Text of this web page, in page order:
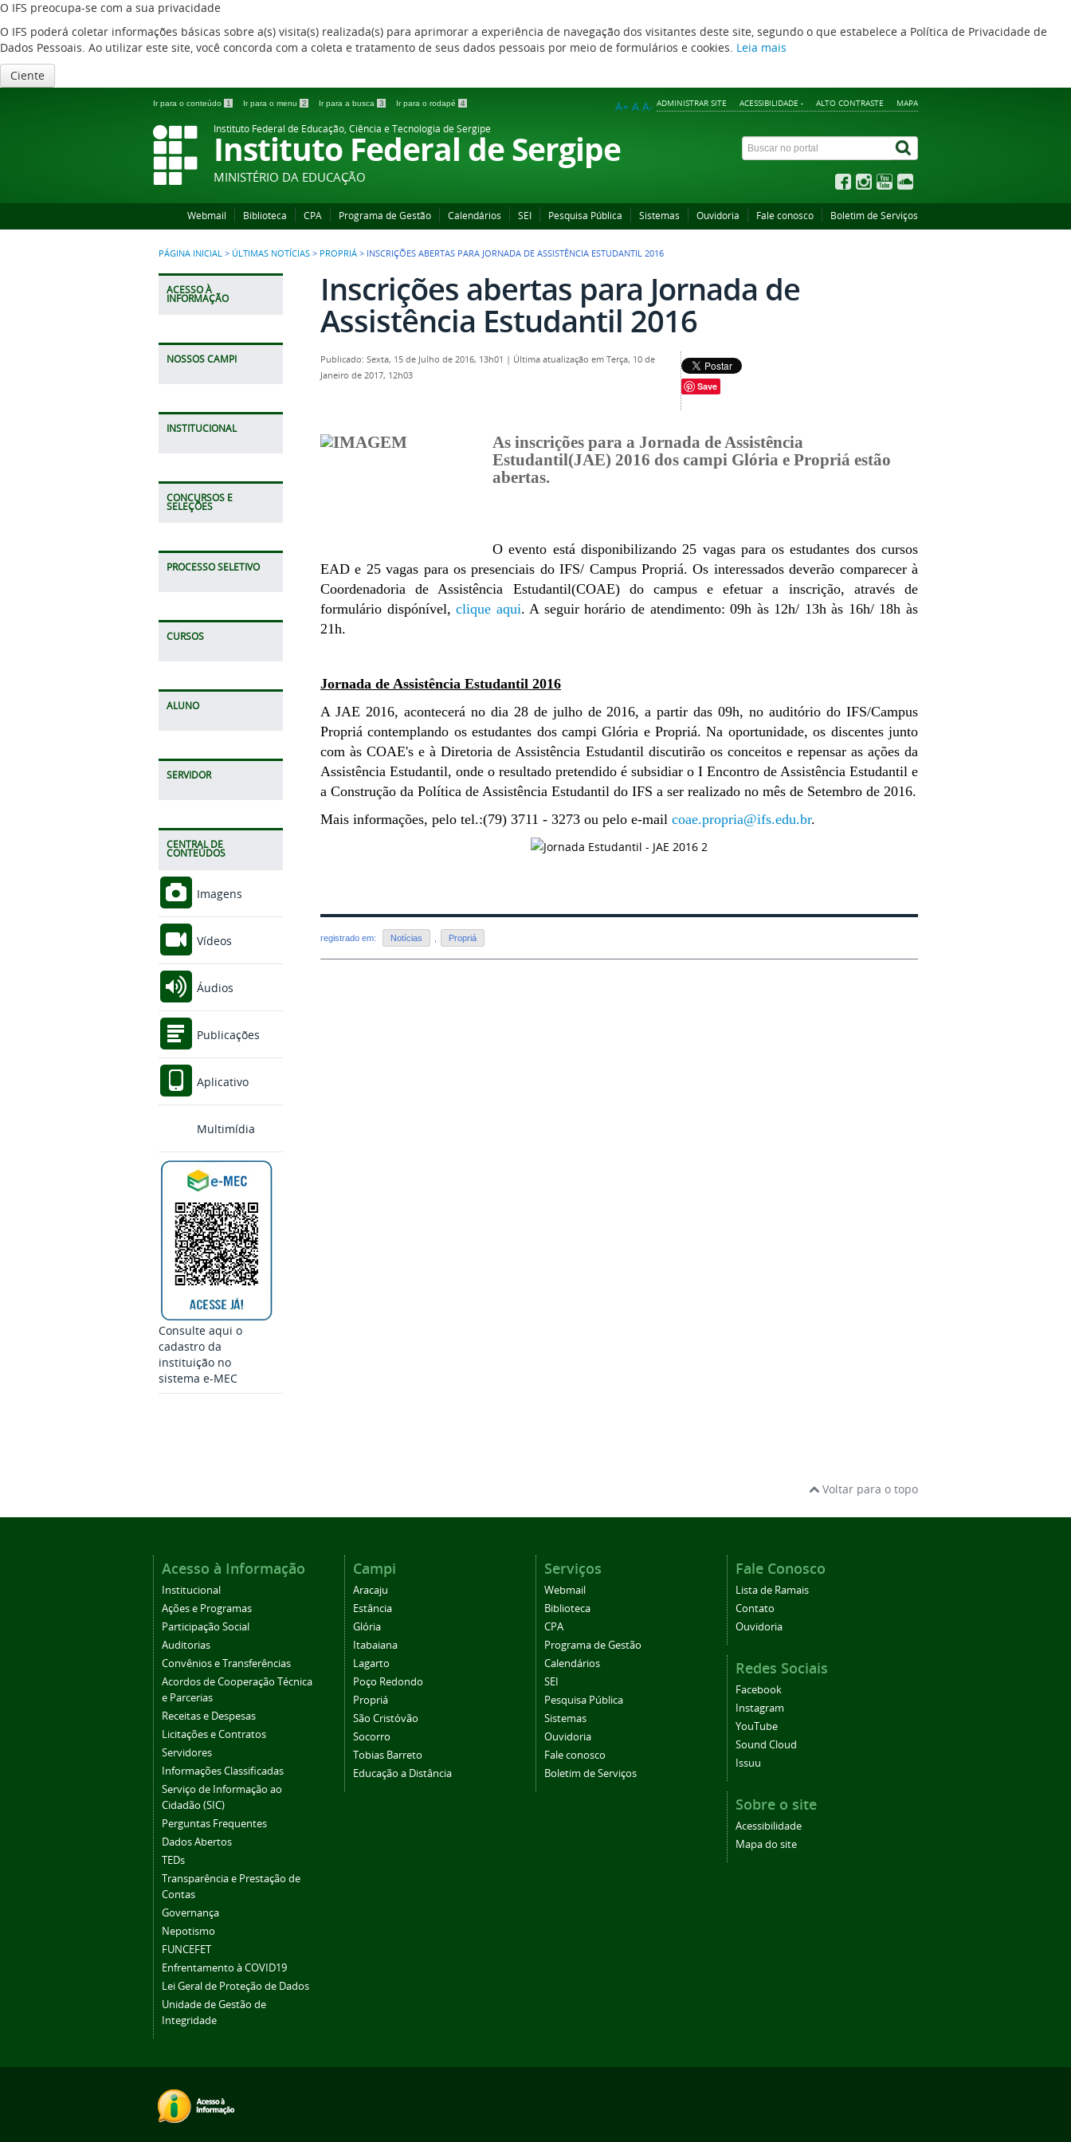
O IFS preocupa-se com a sua privacidade
O IFS poderá coletar informações básicas sobre a(s) visita(s) realizada(s) para aprimorar a experiência de navegação dos visitantes deste site, segundo o que estabelece a Política de Privacidade de
Dados Pessoais. Ao utilizar este site, você concorda com a coleta e tratamento de seus dados pessoais por meio de formulários e cookies. Leia mais
Ciente
Ir para o conteúdo 1 Ir para o menu 2 Ir para a busca 3 Ir para o rodapé 4 ADMINISTRAR SITE ACESSIBILIDADE - ALTO CONTRASTE MAPA
A+ A A-
Instituto Federal de Educação, Ciência e Tecnologia de Sergipe
Instituto Federal de Sergipe
MINISTÉRIO DA EDUCAÇÃO
Webmail Biblioteca CPA Programa de Gestão Calendários SEI Pesquisa Pública Sistemas Ouvidoria Fale conosco Boletim de Serviços
PÁGINA INICIAL > ÚLTIMAS NOTÍCIAS > PROPRIÁ > INSCRIÇÕES ABERTAS PARA JORNADA DE ASSISTÊNCIA ESTUDANTIL 2016
ACESSO À
INFORMAÇÃO
NOSSOS CAMPI
INSTITUCIONAL
CONCURSOS E
SELEÇÕES
PROCESSO SELETIVO
CURSOS
ALUNO
SERVIDOR
CENTRAL DE
CONTEÚDOS
Imagens
Vídeos
Áudios
Publicações
Aplicativo
Multimídia
Consulte aqui o
cadastro da
instituição no
sistema e-MEC
Inscrições abertas para Jornada de
Assistência Estudantil 2016
Publicado: Sexta, 15 de Julho de 2016, 13h01 | Última atualização em Terça, 10 de
Janeiro de 2017, 12h03
Save
As inscrições para a Jornada de Assistência
Estudantil(JAE) 2016 dos campi Glória e Propriá estão
abertas.
O evento está disponibilizando 25 vagas para os estudantes dos cursos
EAD e 25 vagas para os presenciais do IFS/ Campus Propriá. Os interessados deverão comparecer à
Coordenadoria de Assistência Estudantil(COAE) do campus e efetuar a inscrição, através de
formulário dispónível,clique aqui. A seguir horário de atendimento:09h às 12h/ 13h às 16h/ 18h às
21h.
Jornada de Assistência Estudantil 2016
A JAE 2016, acontecerá no dia 28 de julho de 2016, a partir das 09h, no auditório do IFS/Campus
Propriá contemplando os estudantes dos campi Glória e Propriá.Na oportunidade, os discentes junto
com às COAE's e à Diretoria de Assistência Estudantil discutirão os conceitos e repensar as ações da
Assistência Estudantil, onde o resultado pretendido é subsidiar o I Encontro de Assistência Estudantil e
a Construção da Política de Assistência Estudantil do IFS a ser realizado no mês de Setembro de 2016.
Mais informações, pelo tel.:(79) 3711 - 3273 ou pelo e-mail coae.propria@ifs.edu.br.
registrado em: Notícias Propriá
Voltar para o topo
Acesso à Informação
Institucional
Ações e Programas
Participação Social
Auditorias
Convênios e Transferências
Acordos de Cooperação Técnica
e Parcerias
Receitas e Despesas
Licitações e Contratos
Servidores
Informações Classificadas
Serviço de Informação ao
Cidadão (SIC)
Perguntas Frequentes
Dados Abertos
TEDs
Transparência e Prestação de
Contas
Governança
Nepotismo
FUNCEFET
Enfrentamento à COVID19
Lei Geral de Proteção de Dados
Unidade de Gestão de
Integridade
Campi
Aracaju
Estância
Glória
Itabaiana
Lagarto
Poço Redondo
Propriá
São Cristóvão
Socorro
Tobias Barreto
Educação a Distância
Serviços
Webmail
Biblioteca
CPA
Programa de Gestão
Calendários
SEI
Pesquisa Pública
Sistemas
Ouvidoria
Fale conosco
Boletim de Serviços
Fale Conosco
Lista de Ramais
Contato
Ouvidoria
Redes Sociais
Facebook
Instagram
YouTube
Sound Cloud
Issuu
Sobre o site
Acessibilidade
Mapa do site